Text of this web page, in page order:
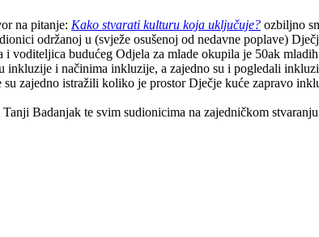
na pitanje: Kako stvarati kulturu koja uključuje? ozbiljno
održanoj u (svježe osušenoj od nedavne poplave)
budućeg Odjela za mlade okupila je 50ak
i načinima inkluzije, a zajedno su i pogledali
zajedno istražili koliko je prostor Dječje kuće zapravo
Badanjak te svim sudionicima na zajedničkom